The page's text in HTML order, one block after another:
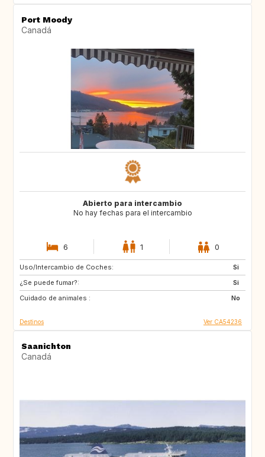
Port Moody
Canadá
Abierto para intercambio
No hay fechas para el intercambio
6 1 0
Uso/Intercambio de Coches:
Si
¿Se puede fumar?:
Si
Cuidado de animales :
No
PT
Destinos Ver CA54236
Saanichton
Canadá